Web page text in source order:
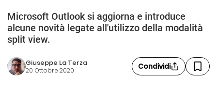
Microsoft Outlook si aggiorna e introduce
alcune novità legate all'utilizzo della modalità
split view.
Giuseppe La Terza
20 Ottobre 2020 Condividi